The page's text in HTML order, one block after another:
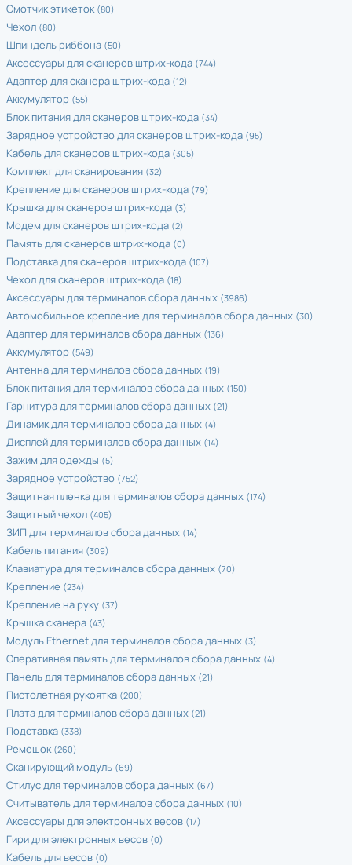
Смотчик этикеток (80)
Чехол (80)
Шпиндель риббона (50)
Аксессуары для сканеров штрих-кода (744)
Адаптер для сканера штрих-кода (12)
Аккумулятор (55)
Блок питания для сканеров штрих-кода (34)
Зарядное устройство для сканеров штрих-кода (95)
Кабель для сканеров штрих-кода (305)
Комплект для сканирования (32)
Крепление для сканеров штрих-кода (79)
Крышка для сканеров штрих-кода (3)
Модем для сканеров штрих-кода (2)
Память для сканеров штрих-кода (0)
Подставка для сканеров штрих-кода (107)
Чехол для сканеров штрих-кода (18)
Аксессуары для терминалов сбора данных (3986)
Автомобильное крепление для терминалов сбора данных (30)
Адаптер для терминалов сбора данных (136)
Аккумулятор (549)
Антенна для терминалов сбора данных (19)
Блок питания для терминалов сбора данных (150)
Гарнитура для терминалов сбора данных (21)
Динамик для терминалов сбора данных (4)
Дисплей для терминалов сбора данных (14)
Зажим для одежды (5)
Зарядное устройство (752)
Защитная пленка для терминалов сбора данных (174)
Защитный чехол (405)
ЗИП для терминалов сбора данных (14)
Кабель питания (309)
Клавиатура для терминалов сбора данных (70)
Крепление (234)
Крепление на руку (37)
Крышка сканера (43)
Модуль Ethernet для терминалов сбора данных (3)
Оперативная память для терминалов сбора данных (4)
Панель для терминалов сбора данных (21)
Пистолетная рукоятка (200)
Плата для терминалов сбора данных (21)
Подставка (338)
Ремешок (260)
Сканирующий модуль (69)
Стилус для терминалов сбора данных (67)
Считыватель для терминалов сбора данных (10)
Аксессуары для электронных весов (17)
Гири для электронных весов (0)
Кабель для весов (0)